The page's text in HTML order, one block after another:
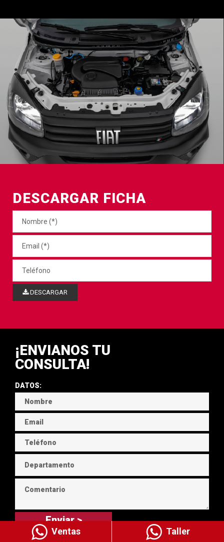
DESCARGAR FICHA
DESCARGAR
¡ENVIANOS TU
CONSULTA!
DATOS:
Enviar >
Ventas Taller